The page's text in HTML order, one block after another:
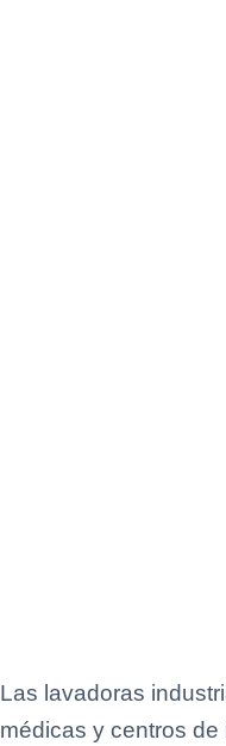
Las lavadoras
médicas y centros